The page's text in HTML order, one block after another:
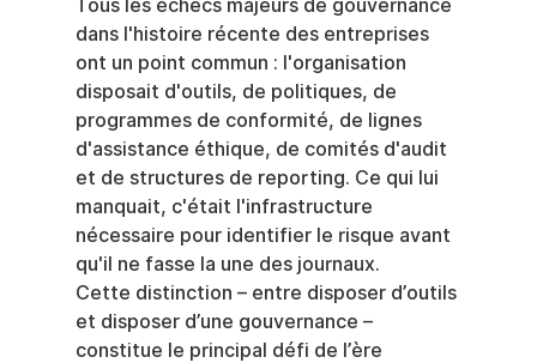
Tous les échecs majeurs de gouvernance
dans l'histoire récente des entreprises
ont un point commun : l'organisation
disposait d'outils, de politiques, de
programmes de conformité, de lignes
d'assistance éthique, de comités d'audit
et de structures de reporting. Ce qui lui
manquait, c'était l'infrastructure
nécessaire pour identifier le risque avant
qu'il ne fasse la une des journaux.
Cette distinction – entre disposer d’outils
et disposer d’une gouvernance –
constitue le principal défi de l’ère